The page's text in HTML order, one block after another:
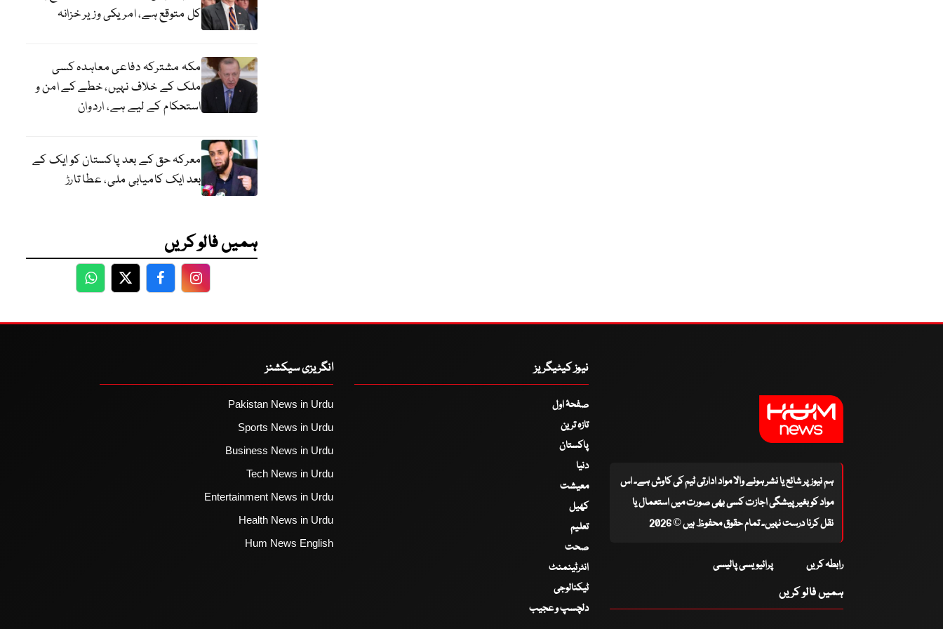
کل متوقع ہے، امریکی وزیر خزانہ
مکہ مشترکہ دفاعی معاہدہ کسی
ملک کے خلاف نہیں، خطے کے امن و
استحکام کے لیے ہے، اردوان
معرکہ حق کے بعد پاکستان کو ایک کے
بعد ایک کامیابی ملی، عطا تارڑ
ہمیں فالو کریں
WhatsApp
TwitterFacebookFacebook
ہم نیوز پر شائع یا نشر ہونے والا مواد ادارتی ٹیم کی کاوش ہے۔ اس
مواد کو بغیر پیشگی اجازت کسی بھی صورت میں استعمال یا
نقل کرنا درست نہیں۔ تمام حقوق محفوظ ہیں © 2026
رابطہ کریں پرائیویسی پالیسی
ہمیں فالو کریں
نیوز کیٹیگریز
صفحۂ اول
تازہ ترین
پاکستان
دنیا
معیشت
کھیل
تعلیم
صحت
انٹرٹینمنٹ
ٹیکنالوجی
دلچسپ و عجیب
انگریزی سیکشنز
Pakistan News in Urdu
Sports News in Urdu
Business News in Urdu
Tech News in Urdu
Entertainment News in Urdu
Health News in Urdu
Hum News English